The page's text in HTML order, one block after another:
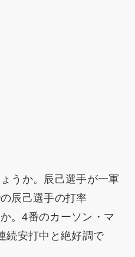
うか。辰己選手が一軍
辰己選手の打率
。4番のカーソン・マ
続安打中と絶好調で